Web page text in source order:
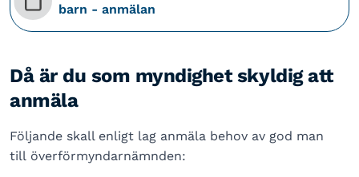
barn - anmälan
Då är du som myndighet skyldig att
anmäla
Följande skall enligt lag anmäla behov av god man
till överförmyndarnämnden: